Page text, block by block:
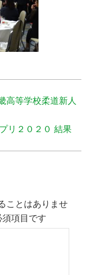
高等学校柔道新人
リ２０２０ 結果
ことはありませ
項目です